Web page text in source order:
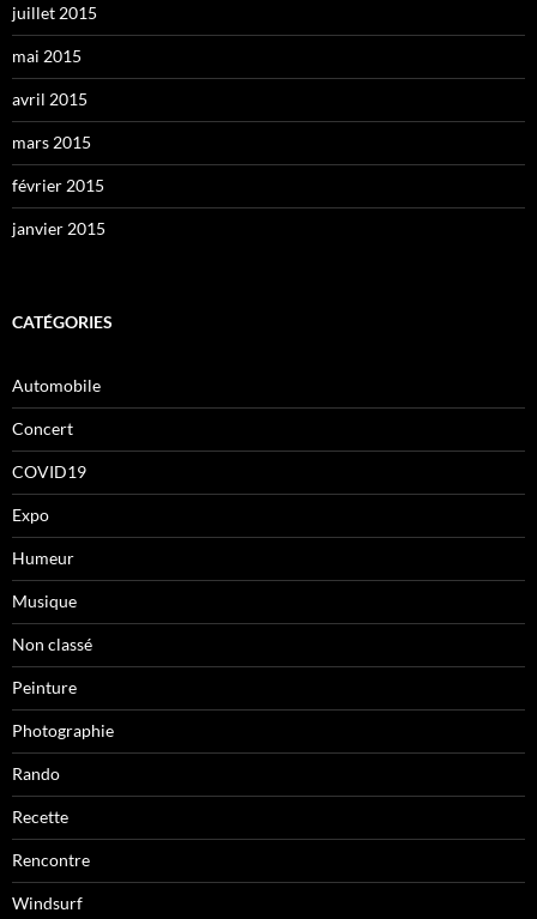
juillet 2015
mai 2015
avril 2015
mars 2015
février 2015
janvier 2015
CATÉGORIES
Automobile
Concert
COVID19
Expo
Humeur
Musique
Non classé
Peinture
Photographie
Rando
Recette
Rencontre
Windsurf